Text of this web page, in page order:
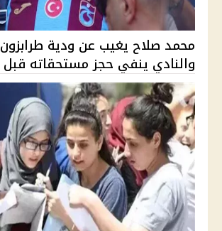
محمد صلاح يغيب عن ودية
والنادي ينفي حجز مستحقاته قبل